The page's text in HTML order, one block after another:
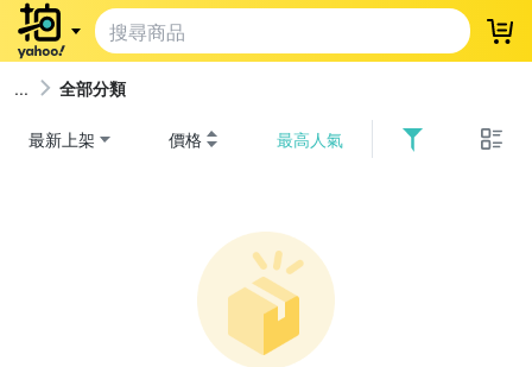
登
全部分類
最新上架 價格 最高人氣